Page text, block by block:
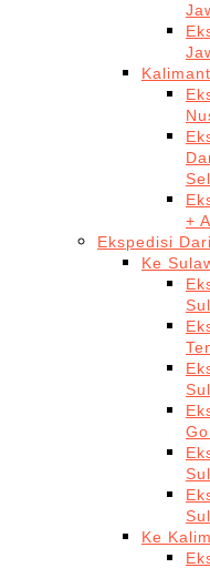
+
Ekspedisi
Ke
Ke